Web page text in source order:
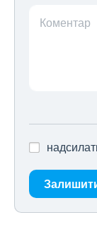
Коментар